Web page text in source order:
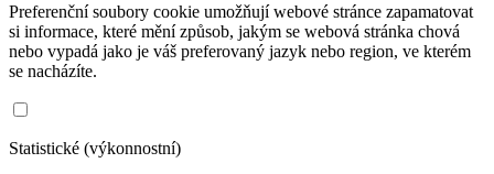
Preferenční soubory cookie umožňují webové stránce zapamatovat
si informace, které mění způsob, jakým se webová stránka chová
nebo vypadá jako je váš preferovaný jazyk nebo region, ve kterém
se nacházíte.
Statistické (výkonnostní)